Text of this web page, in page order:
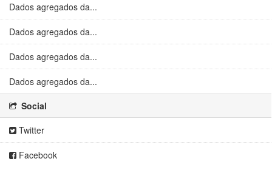
Dados agregados da...
Dados agregados da...
Dados agregados da...
Dados agregados da...
Social
Twitter
Facebook